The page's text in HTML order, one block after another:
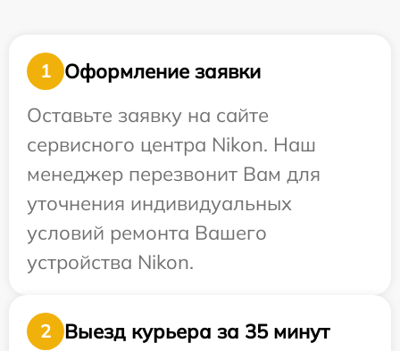
1
Оформление заявки
Оставьте заявку на сайте
сервисного центра Nikon. Наш
менеджер перезвонит Вам для
уточнения индивидуальных
условий ремонта Вашего
устройства Nikon.
2
Выезд курьера за 35 минут